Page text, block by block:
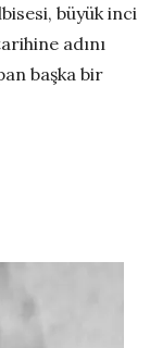
büyük inci
adını
başka bir